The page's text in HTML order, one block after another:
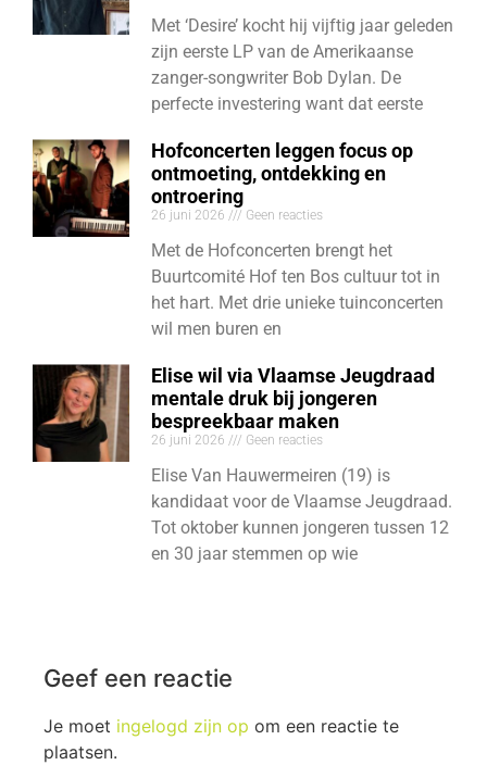
Met ‘Desire’ kocht hij vijftig jaar geleden
zijn eerste LP van de Amerikaanse
zanger-songwriter Bob Dylan. De
perfecte investering want dat eerste
Hofconcerten leggen focus op
ontmoeting, ontdekking en
ontroering
26 juni 2026 Geen reacties
Met de Hofconcerten brengt het
Buurtcomité Hof ten Bos cultuur tot in
het hart. Met drie unieke tuinconcerten
wil men buren en
Elise wil via Vlaamse Jeugdraad
mentale druk bij jongeren
bespreekbaar maken
26 juni 2026 Geen reacties
Elise Van Hauwermeiren (19) is
kandidaat voor de Vlaamse Jeugdraad.
Tot oktober kunnen jongeren tussen 12
en 30 jaar stemmen op wie
Geef een reactie
Je moet ingelogd zijn op om een reactie te
plaatsen.